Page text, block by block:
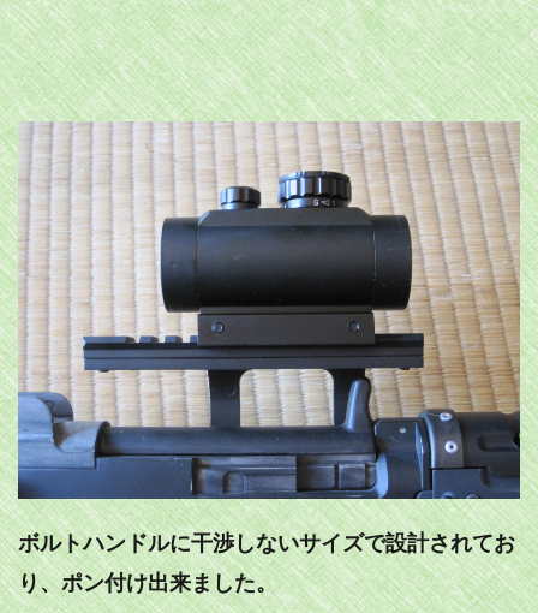
ボルトハンドルに干渉しないサイズで設計されてお
り、ポン付け出来ました。